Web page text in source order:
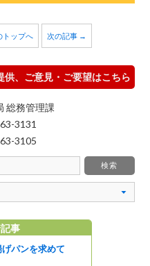
トップへ 次の記事 →
供、ご意見・ご要望はこちら
総務管理課
3131
3105
事
パンを求めて